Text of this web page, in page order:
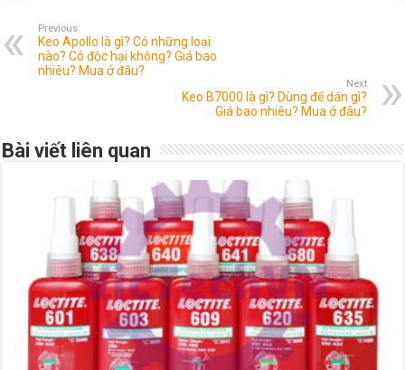
Previous
Keo Apollo là gì? Có những loại
nào? Có độc hại không? Giá bao
nhiêu? Mua ở đâu?
Next
Keo B7000 là gì? Dùng để dán gì?
Giá bao nhiêu? Mua ở đâu?
Bài viết liên quan